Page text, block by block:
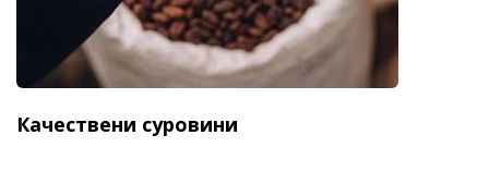
Качествени суровини